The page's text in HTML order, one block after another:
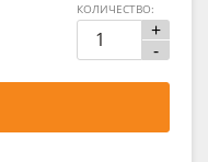
+
-
КОЛИЧЕСТВО: